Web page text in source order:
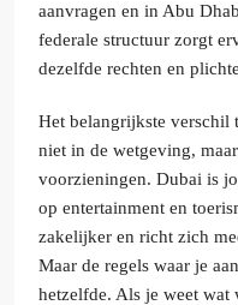
aanvragen en in Abu
federale structuur zorgt
dezelfde rechten en
Het belangrijkste verschil
niet in de wetgeving,
voorzieningen. Dubai is
op entertainment en
zakelijker en richt zich
Maar de regels waar je
hetzelfde. Als je weet wat